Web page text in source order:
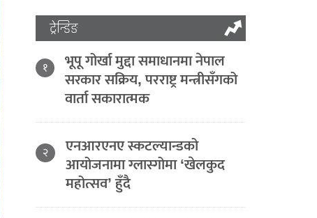
ट्रेन्डिङ
१ भूपू गोर्खा मुद्दा समाधानमा नेपाल
सरकार सक्रिय, परराष्ट्र मन्त्रीसँगको
वार्ता सकारात्मक
२ एनआरएनए स्कटल्यान्डको
आयोजनामा ग्लास्गोमा ‘खेलकुद
महोत्सव’ हुँदै